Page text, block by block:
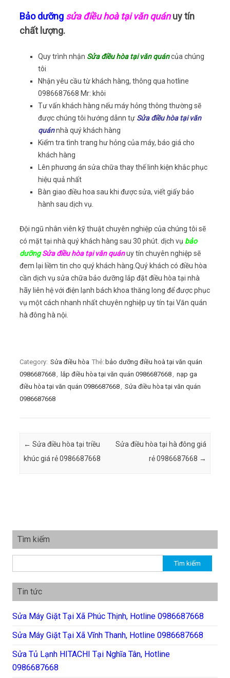
Bảo dưỡng sửa điều hoà tại văn quánuy tín
chất lượng.
Quy trình nhận Sửa điều hòa tại văn quáncủa chúng
tôi
Nhận yêu cầu từ khách hàng, thông qua hotline
0986687668 Mr: khôi
Tư vấn khách hàng nếu máy hỏng thông thường sẽ
được chúng tôi hướng dẫnn tự Sửa điều hòa tại văn
quánnhà quý khách hàng
Kiểm tra tình trang hư hỏng của máy, báo giá cho
khách hàng
Lên phương án sửa chữa thay thế linh kiện khắc phục
hiệu quả nhất
Bàn giao điều hoa sau khi được sửa, viết giấy bảo
hành sau dịch vụ.
Đội ngũ nhân viên kỹ thuật chuyên nghiệp của chúng tôi sẽ
có mặt tại nhà quý khách hàng sau 30 phút. dịch vụ bảo
dưỡng Sửa điều hòa tại văn quánuy tín chuyên nghiệp sẽ
đem lại liềm tin cho quý khách hàng. Quý khách có điều hòa
cần dịch vụ sửa chữa bảo dưỡng lắp đặt điều hòa tại nhà
hãy liên hệ với điện lạnh bách khoa thăng long để được phục
vụ một cách nhanh nhất chuyên nghiệp uy tín tại Văn quán
hà đông hà nội.
Category: Sửa điều hòa Thẻ: bảo dưỡng điều hoà tại văn quán
0986687668
lắp điều hòa tại văn quán 0986687668
nạp ga
điều hòa tại văn quán 0986687668
Sửa điều hòa tại văn quán
0986687668
Post navigation
← Sửa điều hòa tại triều
khúc giá rẻ 0986687668
Sửa điều hòa tại hà đông giá
rẻ 0986687668 →
Tìm kiếm
Tin tức
Sửa Máy Giặt Tại Xã Phúc Thịnh, Hotline 0986687668
Sửa Máy Giặt Tại Xã Vĩnh Thanh, Hotline 0986687668
Sửa Tủ Lạnh HITACHI Tại Nghĩa Tân, Hotline
0986687668